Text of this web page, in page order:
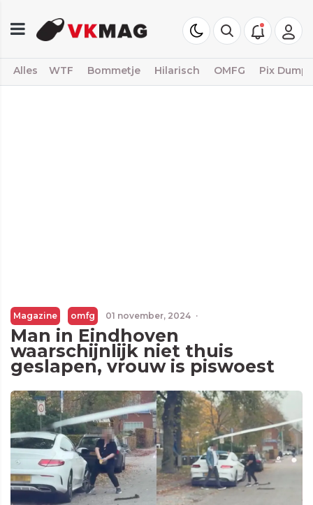
Alles WTF Bommetje Hilarisch OMFG Pix Dump
Magazine omfg 01 november, 2024 ·
Man in Eindhoven
waarschijnlijk niet thuis
geslapen, vrouw is piswoest